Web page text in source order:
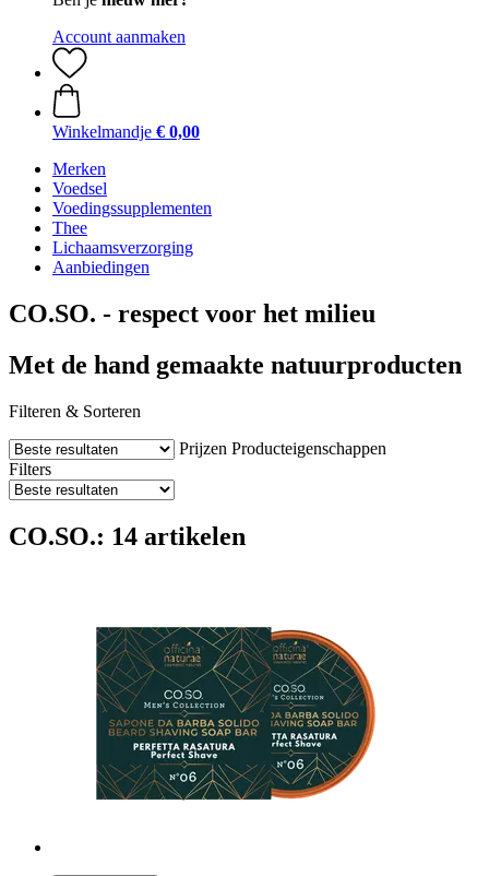
Account aanmaken
Winkelmandje € 0,00
Merken
Voedsel
Voedingssupplementen
Thee
Lichaamsverzorging
Aanbiedingen
CO.SO. - respect voor het milieu
Met de hand gemaakte natuurproducten
Filteren & Sorteren
Prijzen Producteigenschappen
Filters
CO.SO.: 14 artikelen